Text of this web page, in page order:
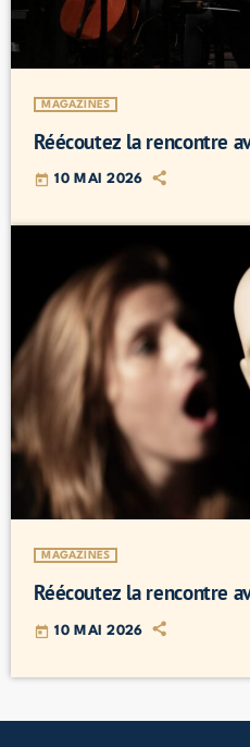
MAGAZINES
Réécoutez la rencontre
today 10 MAI 2026
MAGAZINES
Réécoutez la rencontre
today 10 MAI 2026